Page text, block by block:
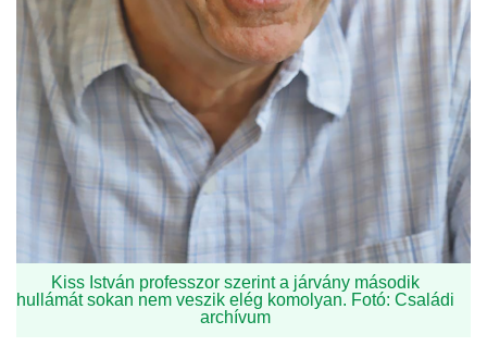
Kiss István professzor szerint a járvány második
hullámát sokan nem veszik elég komolyan. Fotó: Családi
archívum